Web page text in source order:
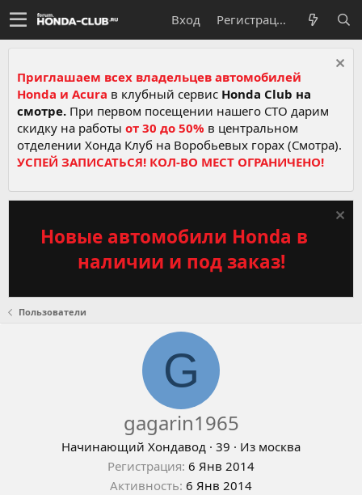
Вход Регистрация
Приглашаем всех владельцев автомобилей
Honda и Acura в клубный сервис Honda Club на
смотре. При первом посещении нашего СТО дарим
скидку на работы от 30 до 50% в центральном
отделении Хонда Клуб на Воробьевых горах (Смотра).
УСПЕЙ ЗАПИСАТЬСЯ! КОЛ-ВО МЕСТ ОГРАНИЧЕНО!
Новые автомобили Honda в
наличии и под заказ!
Пользователи
G
gagarin1965
Начинающий Хондавод · 39 · Из москва
Регистрация 6 Янв 2014
Активность 6 Янв 2014